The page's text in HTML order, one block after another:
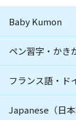
Baby Kumon
ペン習字・かき
フランス語・ド
Japanese（日本